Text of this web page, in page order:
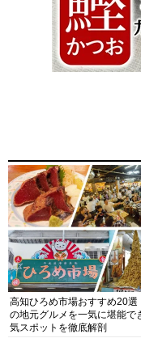
高知ひろめ市場おすすめ20選
の地元グルメを一気に堪能で
気スポットを徹底解剖